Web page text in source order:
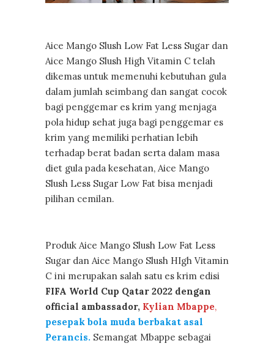
Aice Mango Slush Low Fat Less Sugar dan
Aice Mango Slush High Vitamin C telah
dikemas untuk memenuhi kebutuhan gula
dalam jumlah seimbang dan sangat cocok
bagi penggemar es krim yang menjaga
pola hidup sehat juga bagi penggemar es
krim yang memiliki perhatian lebih
terhadap berat badan serta dalam masa
diet gula pada kesehatan, Aice Mango
Slush Less Sugar Low Fat bisa menjadi
pilihan cemilan.
Produk Aice Mango Slush Low Fat Less
Sugar dan Aice Mango Slush HIgh Vitamin
C ini merupakan salah satu es krim edisi
FIFA World Cup Qatar 2022 dengan
official ambassador, Kylian Mbappe,
pesepak bola muda berbakat asal
Perancis. Semangat Mbappe sebagai